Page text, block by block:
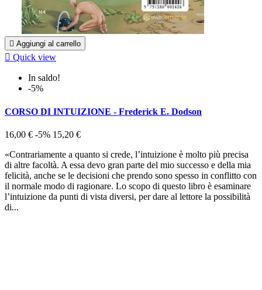
 Aggiungi al carrello
 Quick view
In saldo!
-5%
CORSO DI INTUIZIONE - Frederick E. Dodson
16,00 € -5% 15,20 €
«Contrariamente a quanto si crede, l’intuizione è molto più precisa
di altre facoltà. A essa devo gran parte del mio successo e della mia
felicità, anche se le decisioni che prendo sono spesso in conflitto con
il normale modo di ragionare. Lo scopo di questo libro è esaminare
l’intuizione da punti di vista diversi, per dare al lettore la possibilità
di...